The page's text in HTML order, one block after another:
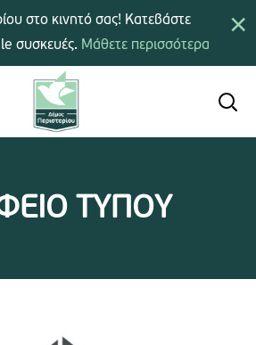
ΤΥΠΟΥ
×
στο κινητό σας! Κατεβάστε
συσκευές. Μάθετε περισσότερα